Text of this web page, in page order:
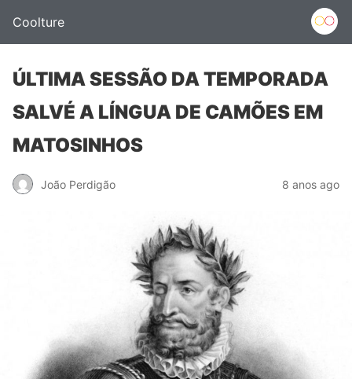
Coolture
ÚLTIMA SESSÃO DA TEMPORADA
SALVÉ A LÍNGUA DE CAMÕES EM
MATOSINHOS
João Perdigão 8 anos ago